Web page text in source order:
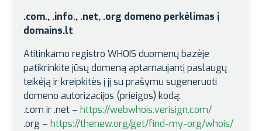
.com., .info., .net, .org domeno perkėlimas į
domains.lt
Atitinkamo registro WHOIS duomenų bazėje
patikrinkite jūsų domeną aptarnaujantį paslaugų
teikėją ir kreipkitės į jį su prašymu sugeneruoti
domeno autorizacijos (prieigos) kodą:
.com ir .net – https://webwhois.verisign.com/
.org – https://thenew.org/get/find-my-org/whois/